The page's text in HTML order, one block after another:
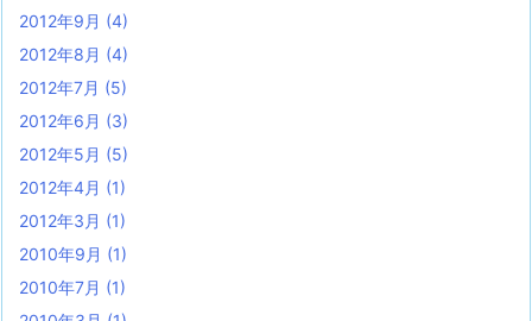
2012年9月 (4)
2012年8月 (4)
2012年7月 (5)
2012年6月 (3)
2012年5月 (5)
2012年4月 (1)
2012年3月 (1)
2010年9月 (1)
2010年7月 (1)